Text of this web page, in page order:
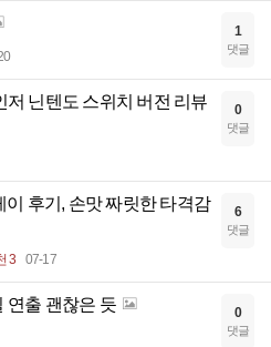
1
댓글
닌텐도 스위치 버전 리뷰 0
댓글
후기, 손맛 짜릿한 타격감
3 07-17
6
댓글
연출 괜찮은 듯 0
댓글